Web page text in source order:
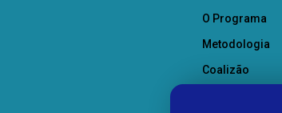
O Programa
Metodologia
Coalizão